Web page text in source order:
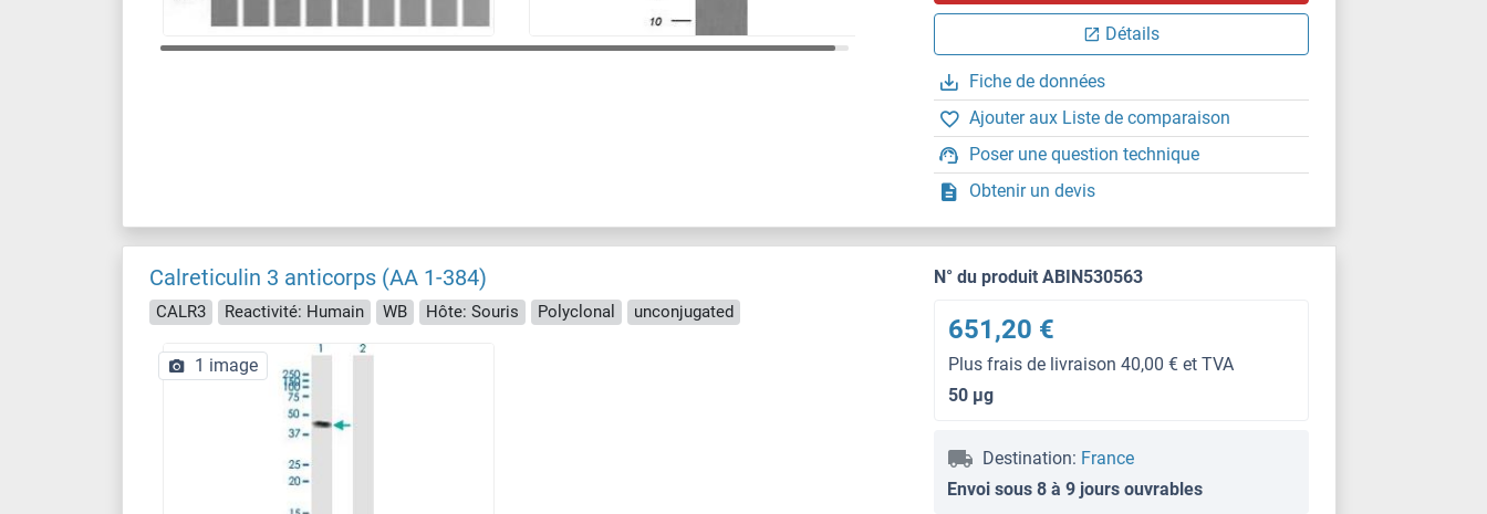
Détails
Fiche de données
Ajouter aux Liste de comparaison
Poser une question technique
Obtenir un devis
Calreticulin 3 anticorps (AA 1-384)
CALR3 Reactivité: Humain WB Hôte: Souris Polyclonal unconjugated
1 image
N° du produit ABIN530563
651,20 €
Plus frais de livraison 40,00 € et TVA
50 μg
Destination: France
Envoi sous 8 à 9 jours ouvrables